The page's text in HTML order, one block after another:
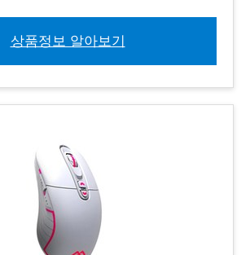
상품정보 알아보기